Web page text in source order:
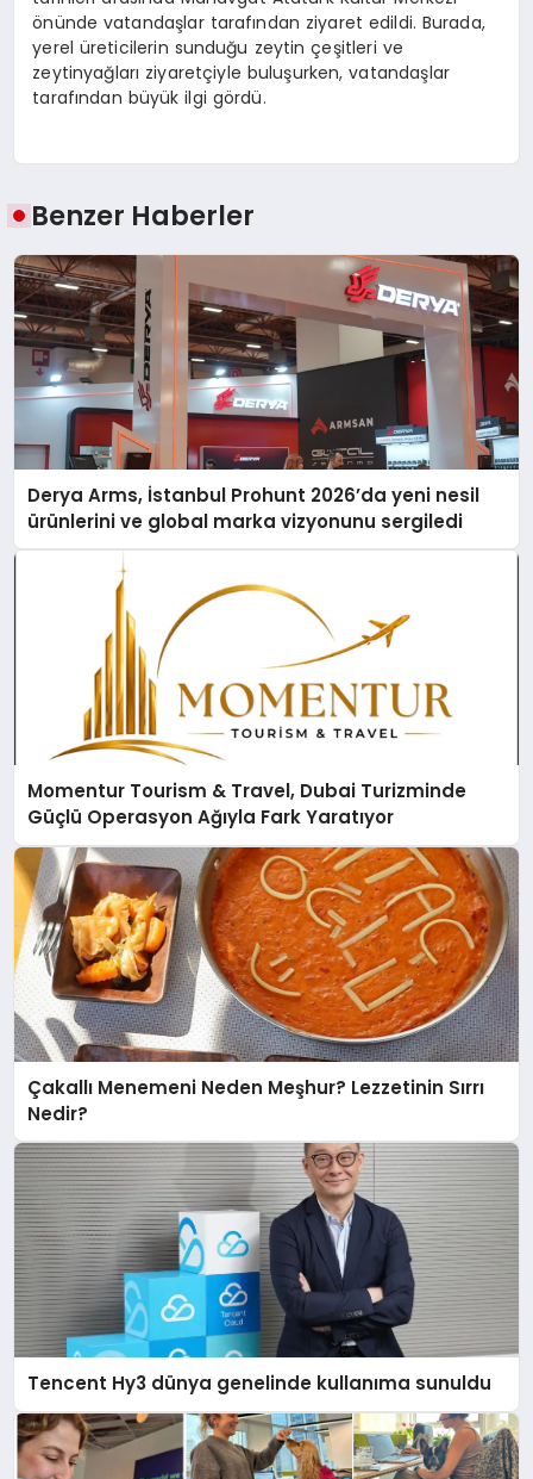
önünde vatandaşlar tarafından ziyaret edildi. Burada,
yerel üreticilerin sunduğu zeytin çeşitleri ve
zeytinyağları ziyaretçiyle buluşurken, vatandaşlar
tarafından büyük ilgi gördü.
Benzer Haberler
Derya Arms, İstanbul Prohunt 2026’da yeni nesil
ürünlerini ve global marka vizyonunu sergiledi
Momentur Tourism & Travel, Dubai Turizminde
Güçlü Operasyon Ağıyla Fark Yaratıyor
Çakallı Menemeni Neden Meşhur? Lezzetinin Sırrı
Nedir?
Tencent Hy3 dünya genelinde kullanıma sunuldu